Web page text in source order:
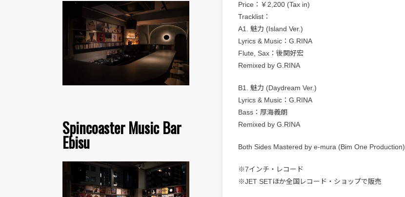
Spincoaster Music Bar
Ebisu
Price：￥2,200 (Tax in)
Tracklist：
A1. 魅力 (Island Ver.)
Lyrics & Music：G.RINA
Flute, Sax：後関好宏
Remixed by G.RINA
B1. 魅力 (Daydream Ver.)
Lyrics & Music：G.RINA
Bass：厚海義朗
Remixed by G.RINA
Both Sides Mastered by e-mura (Bim One Production)
※7インチ・レコード
※JET SETほか全国レコード・ショップで販売